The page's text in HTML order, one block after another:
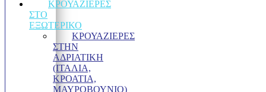
ΚΡΟΥΑΖΙΈΡΕΣ
ΣΤΟ
ΕΞΩΤΕΡΙΚΌ
ΚΡΟΥΑΖΙΕΡΕΣ
ΣΤΗΝ
ΑΔΡΙΑΤΙΚΗ
(ΙΤΑΛΙΑ,
ΚΡΟΑΤΙΑ,
ΜΑΥΡΟΒΟΥΝΙΟ)